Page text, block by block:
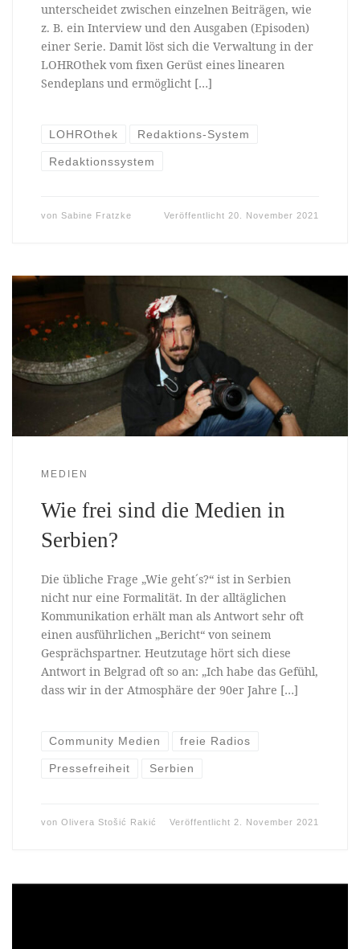
unterscheidet zwischen einzelnen Beiträgen, wie
z. B. ein Interview und den Ausgaben (Episoden)
einer Serie. Damit löst sich die Verwaltung in der
LOHROthek vom fixen Gerüst eines linearen
Sendeplans und ermöglicht […]
LOHROthek Redaktions-System
Redaktionssystem
von Sabine Fratzke Veröffentlicht 20. November 2021
MEDIEN
Wie frei sind die Medien in
Serbien?
Die übliche Frage „Wie geht´s?“ ist in Serbien
nicht nur eine Formalität. In der alltäglichen
Kommunikation erhält man als Antwort sehr oft
einen ausführlichen „Bericht“ von seinem
Gesprächspartner. Heutzutage hört sich diese
Antwort in Belgrad oft so an: „Ich habe das Gefühl,
dass wir in der Atmosphäre der 90er Jahre […]
Community Medien freie Radios
Pressefreiheit Serbien
von Olivera Stošić Rakić Veröffentlicht 2. November 2021